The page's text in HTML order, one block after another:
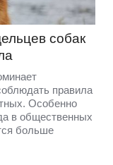
собак
правила
Особенно
в общественных
больше